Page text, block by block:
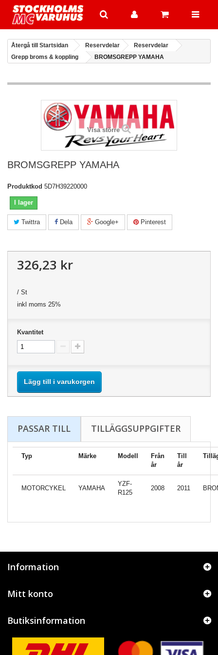
Återgå till Startsidan Reservdelar
Reservdelar
Grepp broms & koppling
BROMSGREPP YAMAHA
Visa större
BROMSGREPP YAMAHA
Produktkod 5D7H39220000
I lager
Twittra Dela Google+ Pinterest
326,23 kr
/ St
inkl moms 25%
Kvantitet
Lägg till i varukorgen
PASSAR TILL TILLÄGGSUPPGIFTER
Typ Märke Modell
Från
år
Till
år
MOTORCYKEL YAMAHA
YZF-
R125
2008 2011
Information
Mitt konto
Butiksinformation